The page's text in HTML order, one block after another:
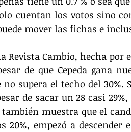
cuentan los votos sino
mover las fichas e
Revista Cambio, hecha por
de que Cepeda gana
supera el techo del 30%.
de sacar un 28 casi
también muestra que el
20%, empezó a descender